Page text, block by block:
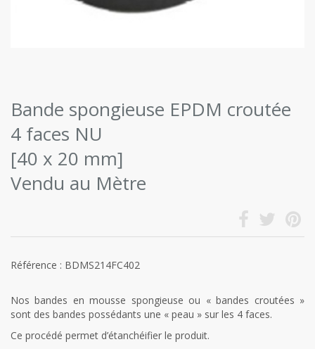
Bande spongieuse EPDM croutée
4 faces NU
[40 x 20 mm]
Vendu au Mètre
Référence : BDMS214FC402
Nos bandes en mousse spongieuse ou « bandes croutées »
sont des bandes possédants une « peau » sur les 4 faces.
Ce procédé permet d’étanchéifier le produit.